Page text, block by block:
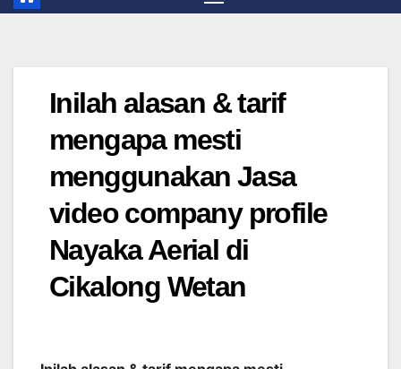
Inilah alasan & tarif
mengapa mesti
menggunakan Jasa
video company profile
Nayaka Aerial di
Cikalong Wetan